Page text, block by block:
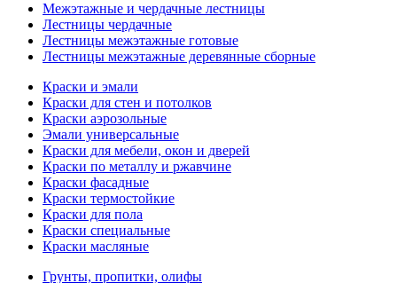
Межэтажные и чердачные лестницы
Лестницы чердачные
Лестницы межэтажные готовые
Лестницы межэтажные деревянные сборные
Краски и эмали
Краски для стен и потолков
Краски аэрозольные
Эмали универсальные
Краски для мебели, окон и дверей
Краски по металлу и ржавчине
Краски фасадные
Краски термостойкие
Краски для пола
Краски специальные
Краски масляные
Грунты, пропитки, олифы